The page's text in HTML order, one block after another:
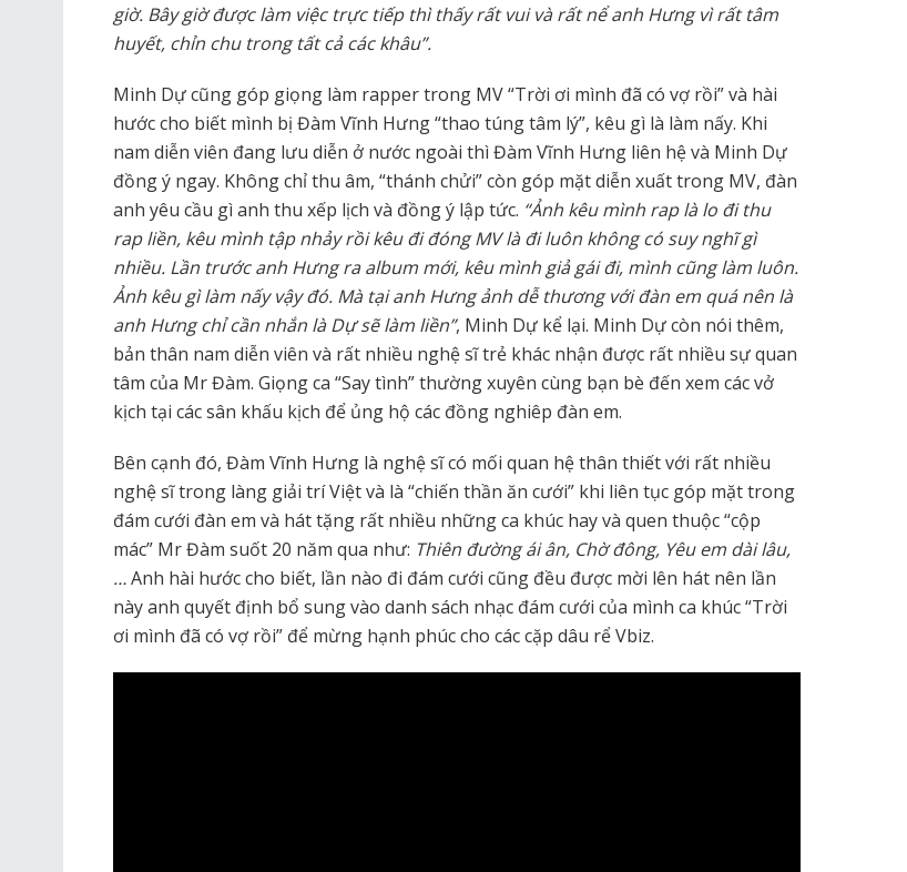
giờ. Bây giờ được làm việc trực tiếp thì thấy rất vui và rất nể anh Hưng vì rất tâm
huyết, chỉn chu trong tất cả các khâu”.
Minh Dự cũng góp giọng làm rapper trong MV “Trời ơi mình đã có vợ rồi” và hài
hước cho biết mình bị Đàm Vĩnh Hưng “thao túng tâm lý”, kêu gì là làm nấy. Khi
nam diễn viên đang lưu diễn ở nước ngoài thì Đàm Vĩnh Hưng liên hệ và Minh Dự
đồng ý ngay. Không chỉ thu âm, “thánh chửi” còn góp mặt diễn xuất trong MV, đàn
anh yêu cầu gì anh thu xếp lịch và đồng ý lập tức. “Ảnh kêu mình rap là lo đi thu
rap liền, kêu mình tập nhảy rồi kêu đi đóng MV là đi luôn không có suy nghĩ gì
nhiều. Lần trước anh Hưng ra album mới, kêu mình giả gái đi, mình cũng làm luôn.
Ảnh kêu gì làm nấy vậy đó. Mà tại anh Hưng ảnh dễ thương với đàn em quá nên là
anh Hưng chỉ cần nhắn là Dự sẽ làm liền”, Minh Dự kể lại. Minh Dự còn nói thêm,
bản thân nam diễn viên và rất nhiều nghệ sĩ trẻ khác nhận được rất nhiều sự quan
tâm của Mr Đàm. Giọng ca “Say tình” thường xuyên cùng bạn bè đến xem các vở
kịch tại các sân khấu kịch để ủng hộ các đồng nghiêp đàn em.
Bên cạnh đó, Đàm Vĩnh Hưng là nghệ sĩ có mối quan hệ thân thiết với rất nhiều
nghệ sĩ trong làng giải trí Việt và là “chiến thần ăn cưới” khi liên tục góp mặt trong
đám cưới đàn em và hát tặng rất nhiều những ca khúc hay và quen thuộc “cộp
mác” Mr Đàm suốt 20 năm qua như: Thiên đường ái ân, Chờ đông, Yêu em dài lâu,
…Anh hài hước cho biết, lần nào đi đám cưới cũng đều được mời lên hát nên lần
này anh quyết định bổ sung vào danh sách nhạc đám cưới của mình ca khúc “Trời
ơi mình đã có vợ rồi” để mừng hạnh phúc cho các cặp dâu rể Vbiz.